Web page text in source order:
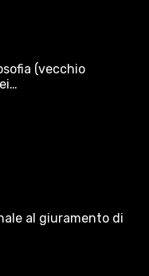
(vecchio
al giuramento di